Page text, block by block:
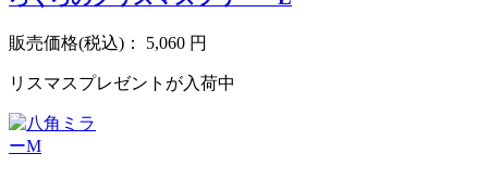
販売価格(税込)： 5,060 円
リスマスプレゼントが入荷中